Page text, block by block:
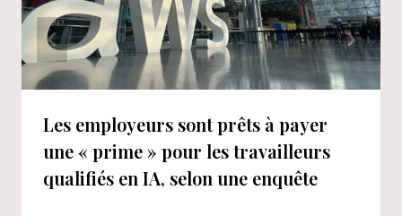
Les employeurs sont prêts à payer
une « prime » pour les travailleurs
qualifiés en IA, selon une enquête